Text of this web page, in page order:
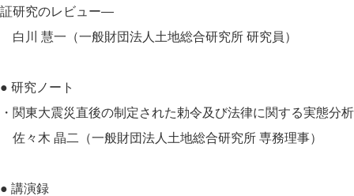
証研究のレビュー―
白川 慧一（一般財団法人土地総合研究所 研究員）
● 研究ノート
・関東大震災直後の制定された勅令及び法律に関する実態分析
佐々木 晶二（一般財団法人土地総合研究所 専務理事）
● 講演録